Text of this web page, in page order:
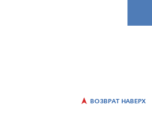
ВОЗВРАТ НАВЕРХ